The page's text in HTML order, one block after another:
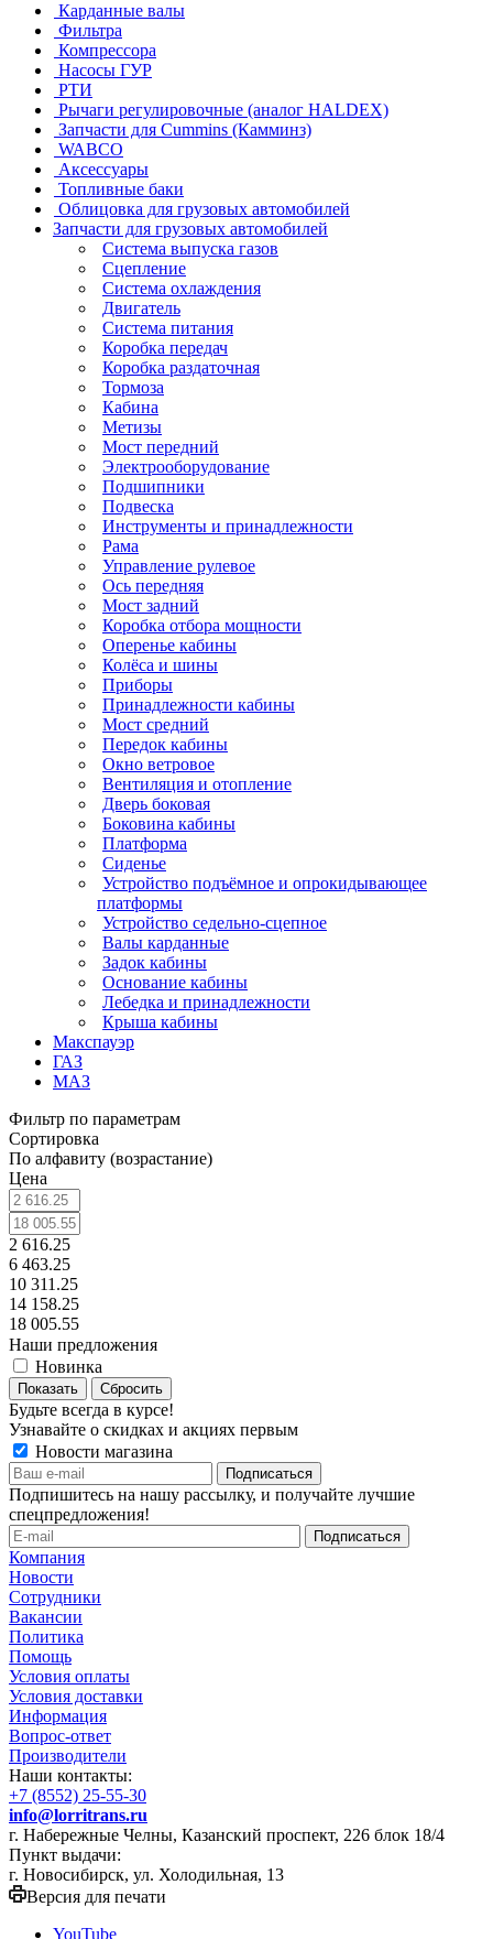
Карданные валы
Фильтра
Компрессора
Насосы ГУР
РТИ
Рычаги регулировочные (аналог HALDEX)
Запчасти для Cummins (Камминз)
WABCO
Аксессуары
Топливные баки
Облицовка для грузовых автомобилей
Запчасти для грузовых автомобилей
Система выпуска газов
Сцепление
Система охлаждения
Двигатель
Система питания
Коробка передач
Коробка раздаточная
Тормоза
Кабина
Метизы
Мост передний
Электрооборудование
Подшипники
Подвеска
Инструменты и принадлежности
Рама
Управление рулевое
Ось передняя
Мост задний
Коробка отбора мощности
Оперенье кабины
Колёса и шины
Приборы
Принадлежности кабины
Мост средний
Передок кабины
Окно ветровое
Вентиляция и отопление
Дверь боковая
Боковина кабины
Платформа
Сиденье
Устройство подъёмное и опрокидывающее
платформы
Устройство седельно-сцепное
Валы карданные
Задок кабины
Основание кабины
Лебедка и принадлежности
Крыша кабины
Макспауэр
ГАЗ
МАЗ
Фильтр по параметрам
Сортировка
По алфавиту (возрастание)
Цена
2 616.25
6 463.25
10 311.25
14 158.25
18 005.55
Наши предложения
Новинка
Сбросить
Будьте всегда в курсе!
Узнавайте о скидках и акциях первым
Новости магазина
Подпишитесь на нашу рассылку, и получайте лучшие
спецпредложения!
Компания
Новости
Сотрудники
Вакансии
Политика
Помощь
Условия оплаты
Условия доставки
Информация
Вопрос-ответ
Производители
Наши контакты:
+7 (8552) 25-55-30
info@lorritrans.ru
г. Набережные Челны, Казанский проспект, 226 блок 18/4
Пункт выдачи:
г. Новосибирск, ул. Холодильная, 13
Версия для печати
YouTube